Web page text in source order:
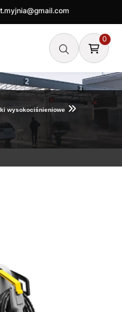
0
wysokociśnieniowe